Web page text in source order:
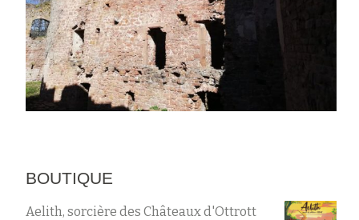
BOUTIQUE
Aelith, sorcière des Châteaux d'Ottrott